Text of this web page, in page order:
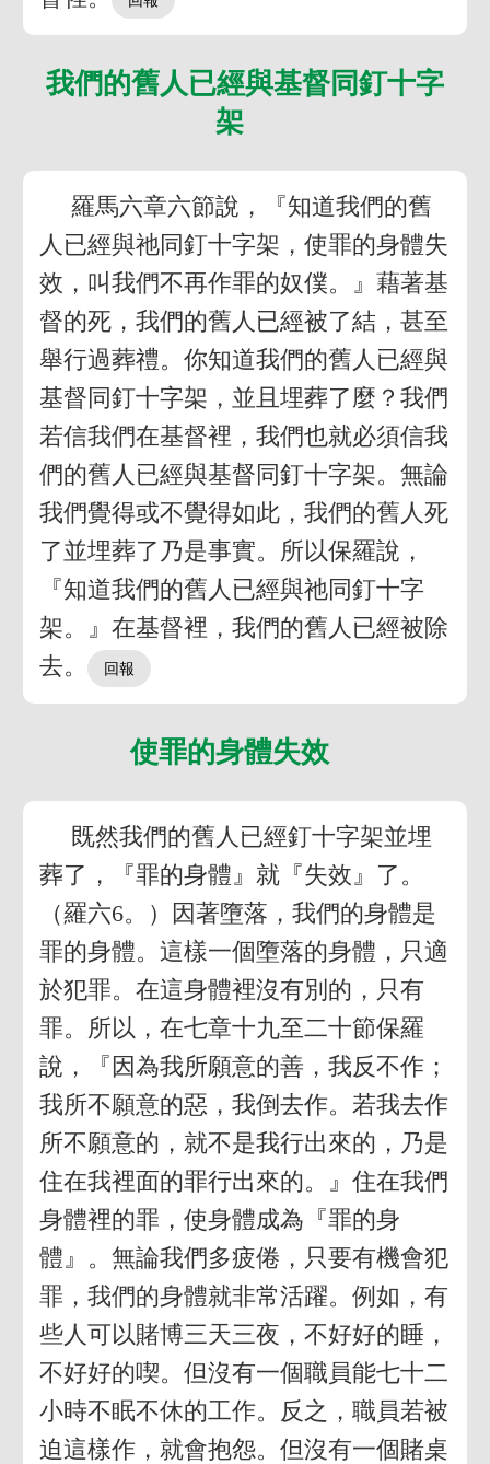
我們的舊人已經與基督同釘十字
架
羅馬六章六節說，『知道我們的舊
人已經與祂同釘十字架，使罪的身體失
效，叫我們不再作罪的奴僕。』藉著基
督的死，我們的舊人已經被了結，甚至
舉行過葬禮。你知道我們的舊人已經與
基督同釘十字架，並且埋葬了麼？我們
若信我們在基督裡，我們也就必須信我
們的舊人已經與基督同釘十字架。無論
我們覺得或不覺得如此，我們的舊人死
了並埋葬了乃是事實。所以保羅說，
『知道我們的舊人已經與祂同釘十字
架。』在基督裡，我們的舊人已經被除
去。
使罪的身體失效
既然我們的舊人已經釘十字架並埋
葬了，『罪的身體』就『失效』了。
（羅六6。）因著墮落，我們的身體是
罪的身體。這樣一個墮落的身體，只適
於犯罪。在這身體裡沒有別的，只有
罪。所以，在七章十九至二十節保羅
說，『因為我所願意的善，我反不作；
我所不願意的惡，我倒去作。若我去作
所不願意的，就不是我行出來的，乃是
住在我裡面的罪行出來的。』住在我們
身體裡的罪，使身體成為『罪的身
體』。無論我們多疲倦，只要有機會犯
罪，我們的身體就非常活躍。例如，有
些人可以賭博三天三夜，不好好的睡，
不好好的喫。但沒有一個職員能七十二
小時不眠不休的工作。反之，職員若被
迫這樣作，就會抱怨。但沒有一個賭桌